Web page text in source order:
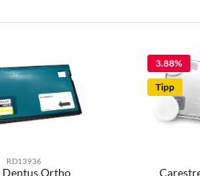
RD13936
Dentus Ortho
3.88%
Tipp